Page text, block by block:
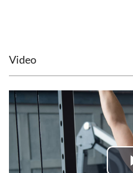
Video